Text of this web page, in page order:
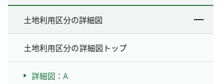
土地利用区分の詳細図
土地利用区分の詳細図トップ
詳細図：A